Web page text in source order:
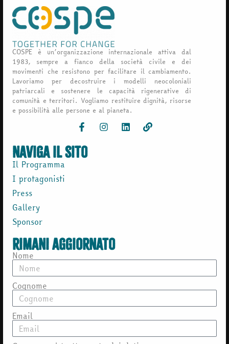
COSPE è un’organizzazione internazionale attiva dal
1983, sempre a fianco della società civile e dei
movimenti che resistono per facilitare il cambiamento.
Lavoriamo per decostruire i modelli neocoloniali
patriarcali e sostenere le capacità rigenerative di
comunità e territori. Vogliamo restituire dignità, risorse
e possibilità alle persone e al pianeta.
naviga il sito
Il Programma
I protagonisti
Press
Gallery
Sponsor
rimani aggiornato
Nome
Cognome
Email